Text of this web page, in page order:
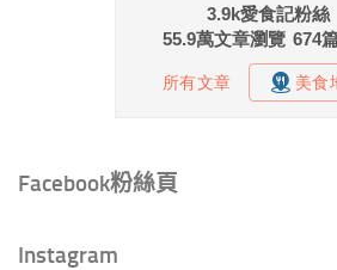
Facebook粉絲頁
Instagram